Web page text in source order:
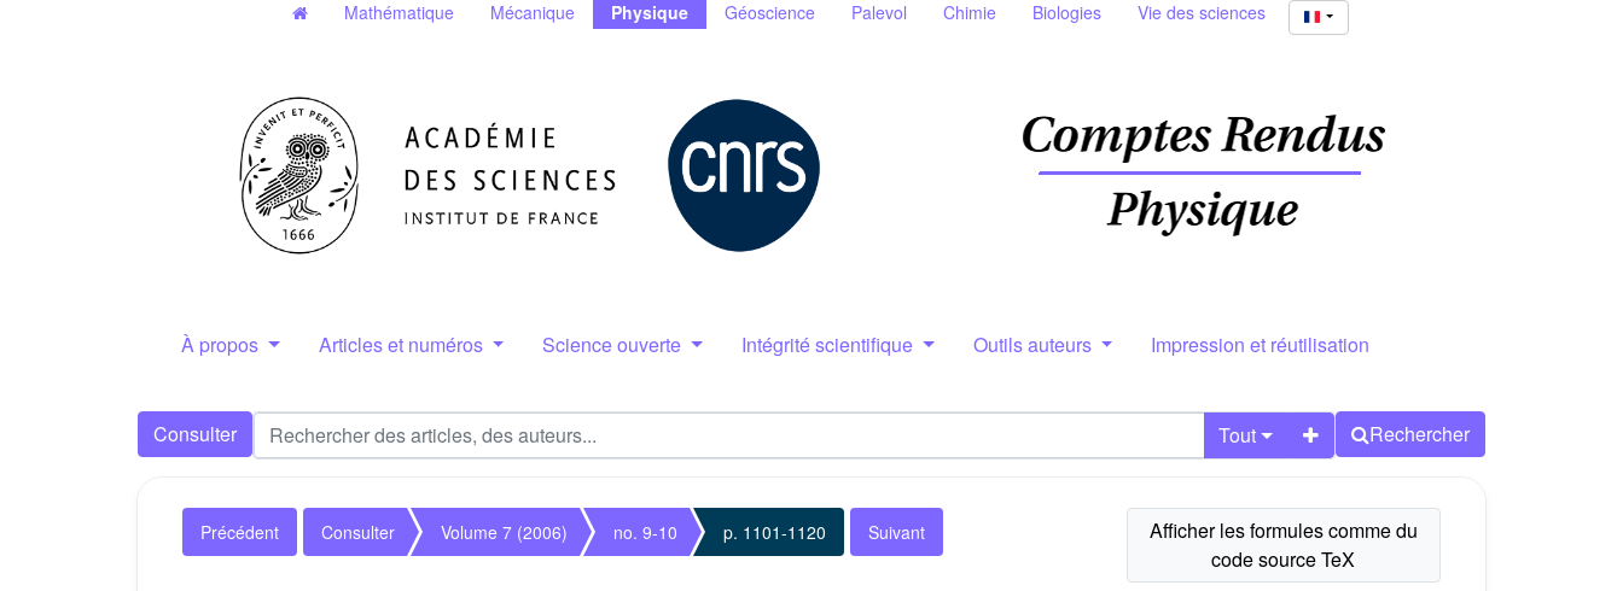
Mathématique Mécanique Physique Géoscience Palevol Chimie Biologies Vie des sciences
À propos Articles et numéros Science ouverte Intégrité scientifique Outils auteurs Impression et réutilisation
Consulter Tout Rechercher
Précédent Consulter Volume 7 (2006) no. 9-10 p. 1101-1120 Suivant